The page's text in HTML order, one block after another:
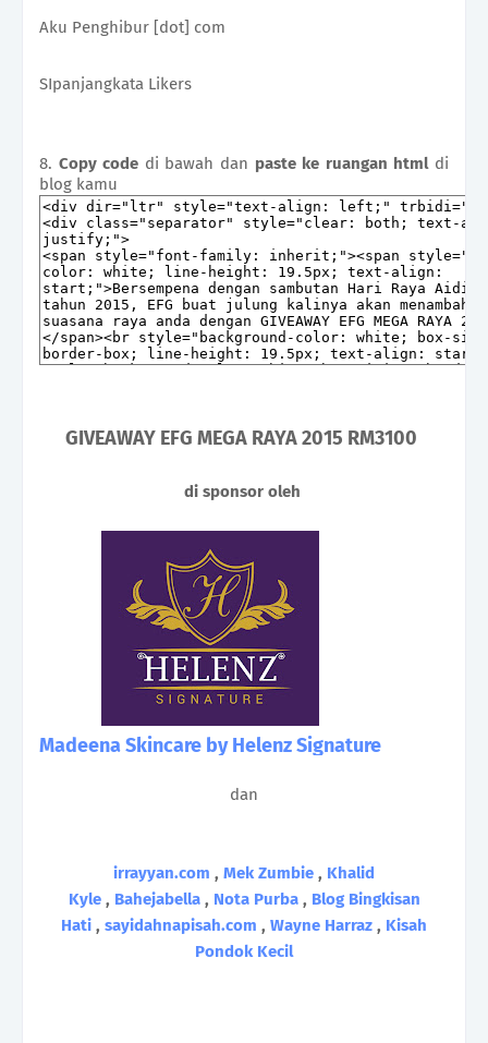
Aku Penghibur [dot] com
SIpanjangkata Likers
8. Copy code di bawah dan paste ke ruangan html di
blog kamu
GIVEAWAY EFG MEGA RAYA 2015 RM3100
di sponsor oleh
Madeena Skincare by Helenz Signature
dan
irrayyan.com , Mek Zumbie , Khalid
Kyle, Bahejabella , Nota Purba, Blog Bingkisan
Hati , sayidahnapisah.com , Wayne Harraz , Kisah
Pondok Kecil